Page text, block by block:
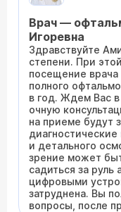
Врач —
Игоревна
Здравствуйте
степени. При
посещение
полного
в год. Ждем Вас
очную
на приеме будут
и детального
зрение может
садиться за руль
цифровыми
затруднена. Вы
вопросы, после